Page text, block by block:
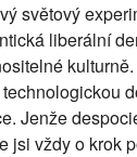
světový
liberální
Jenže
jsi vždy o krok